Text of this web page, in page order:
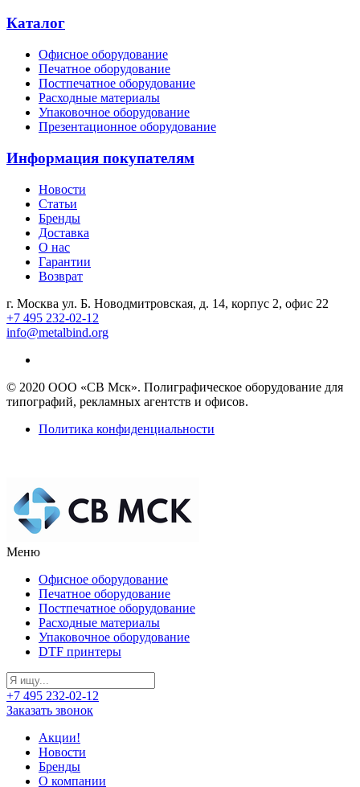
Каталог
Офисное оборудование
Печатное оборудование
Постпечатное оборудование
Расходные материалы
Упаковочное оборудование
Презентационное оборудование
Информация покупателям
Новости
Статьи
Бренды
Доставка
О нас
Гарантии
Возврат
г. Москва ул. Б. Новодмитровская, д. 14, корпус 2, офис 22
+7 495 232-02-12
info@metalbind.org
© 2020 ООО «СВ Мск». Полиграфическое оборудование для
типографий, рекламных агентств и офисов.
Политика конфиденциальности
Меню
Офисное оборудование
Печатное оборудование
Постпечатное оборудование
Расходные материалы
Упаковочное оборудование
DTF принтеры
+7 495 232-02-12
Заказать звонок
Акции!
Новости
Бренды
О компании